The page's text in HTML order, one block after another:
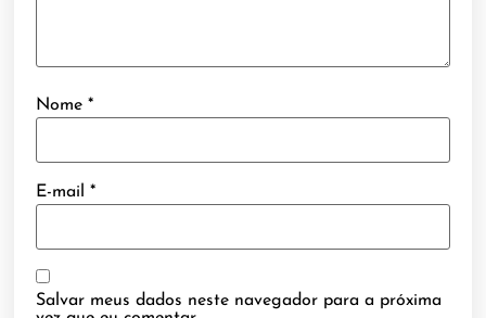
Nome*
E-mail*
Salvar meus dados neste navegador para a próxima